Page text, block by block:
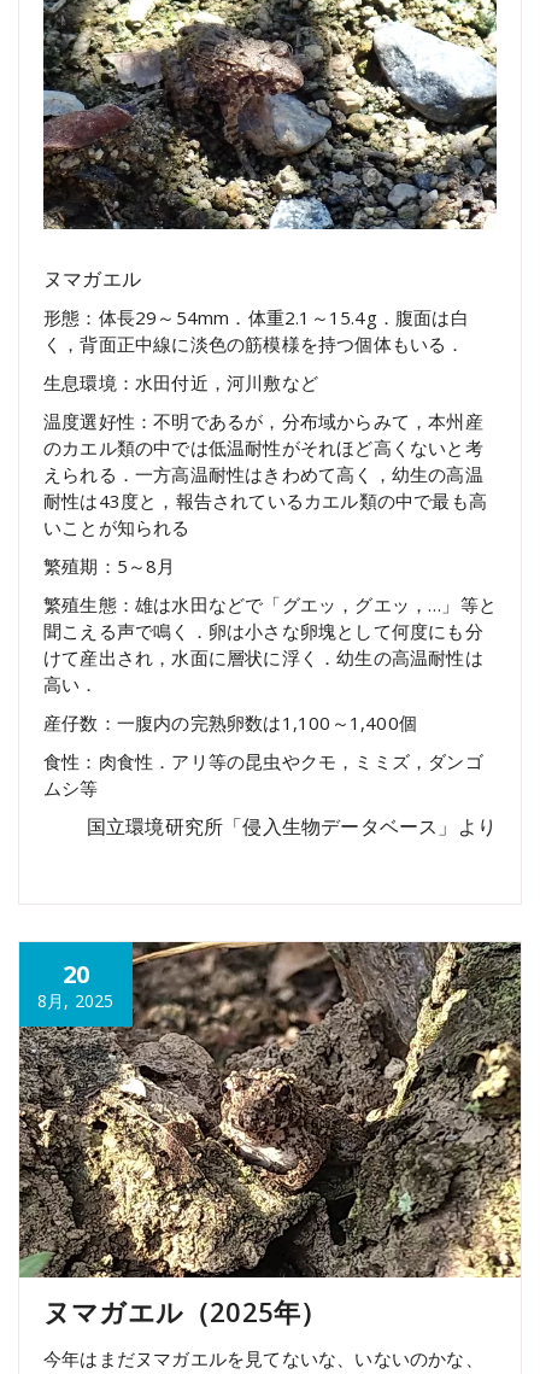
ヌマガエル
形態：体長29～54mm．体重2.1～15.4g．腹面は白
く，背面正中線に淡色の筋模様を持つ個体もいる．
生息環境：水田付近，河川敷など
温度選好性：不明であるが，分布域からみて，本州産
のカエル類の中では低温耐性がそれほど高くないと考
えられる．一方高温耐性はきわめて高く，幼生の高温
耐性は43度と，報告されているカエル類の中で最も高
いことが知られる
繁殖期：5～8月
繁殖生態：雄は水田などで「グエッ，グエッ，…」等と
聞こえる声で鳴く．卵は小さな卵塊として何度にも分
けて産出され，水面に層状に浮く．幼生の高温耐性は
高い．
産仔数：一腹内の完熟卵数は1,100～1,400個
食性：肉食性．アリ等の昆虫やクモ，ミミズ，ダンゴ
ムシ等
国立環境研究所「侵入生物データベース」より
20
8月, 2025
ヌマガエル（2025年）
今年はまだヌマガエルを見てないな、いないのかな、